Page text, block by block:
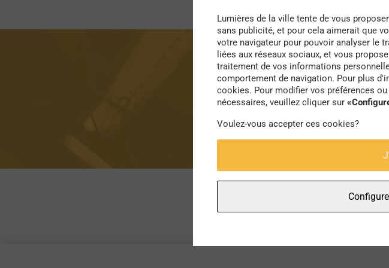
Lumières de la ville tente de vous
sans publicité, et pour cela aimerait que
votre navigateur pour pouvoir analyser le
liées aux réseaux sociaux, et vous
traitement de vos informations
comportement de navigation. Pour plus
cookies. Pour modifier vos préférences
nécessaires, veuillez cliquer sur
Voulez-vous accepter ces cookies?